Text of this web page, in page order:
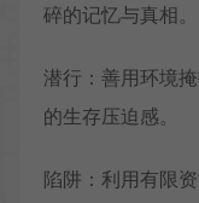
碎的记忆与真相。
潜行：善用环境
的生存压迫感。
陷阱：利用有限